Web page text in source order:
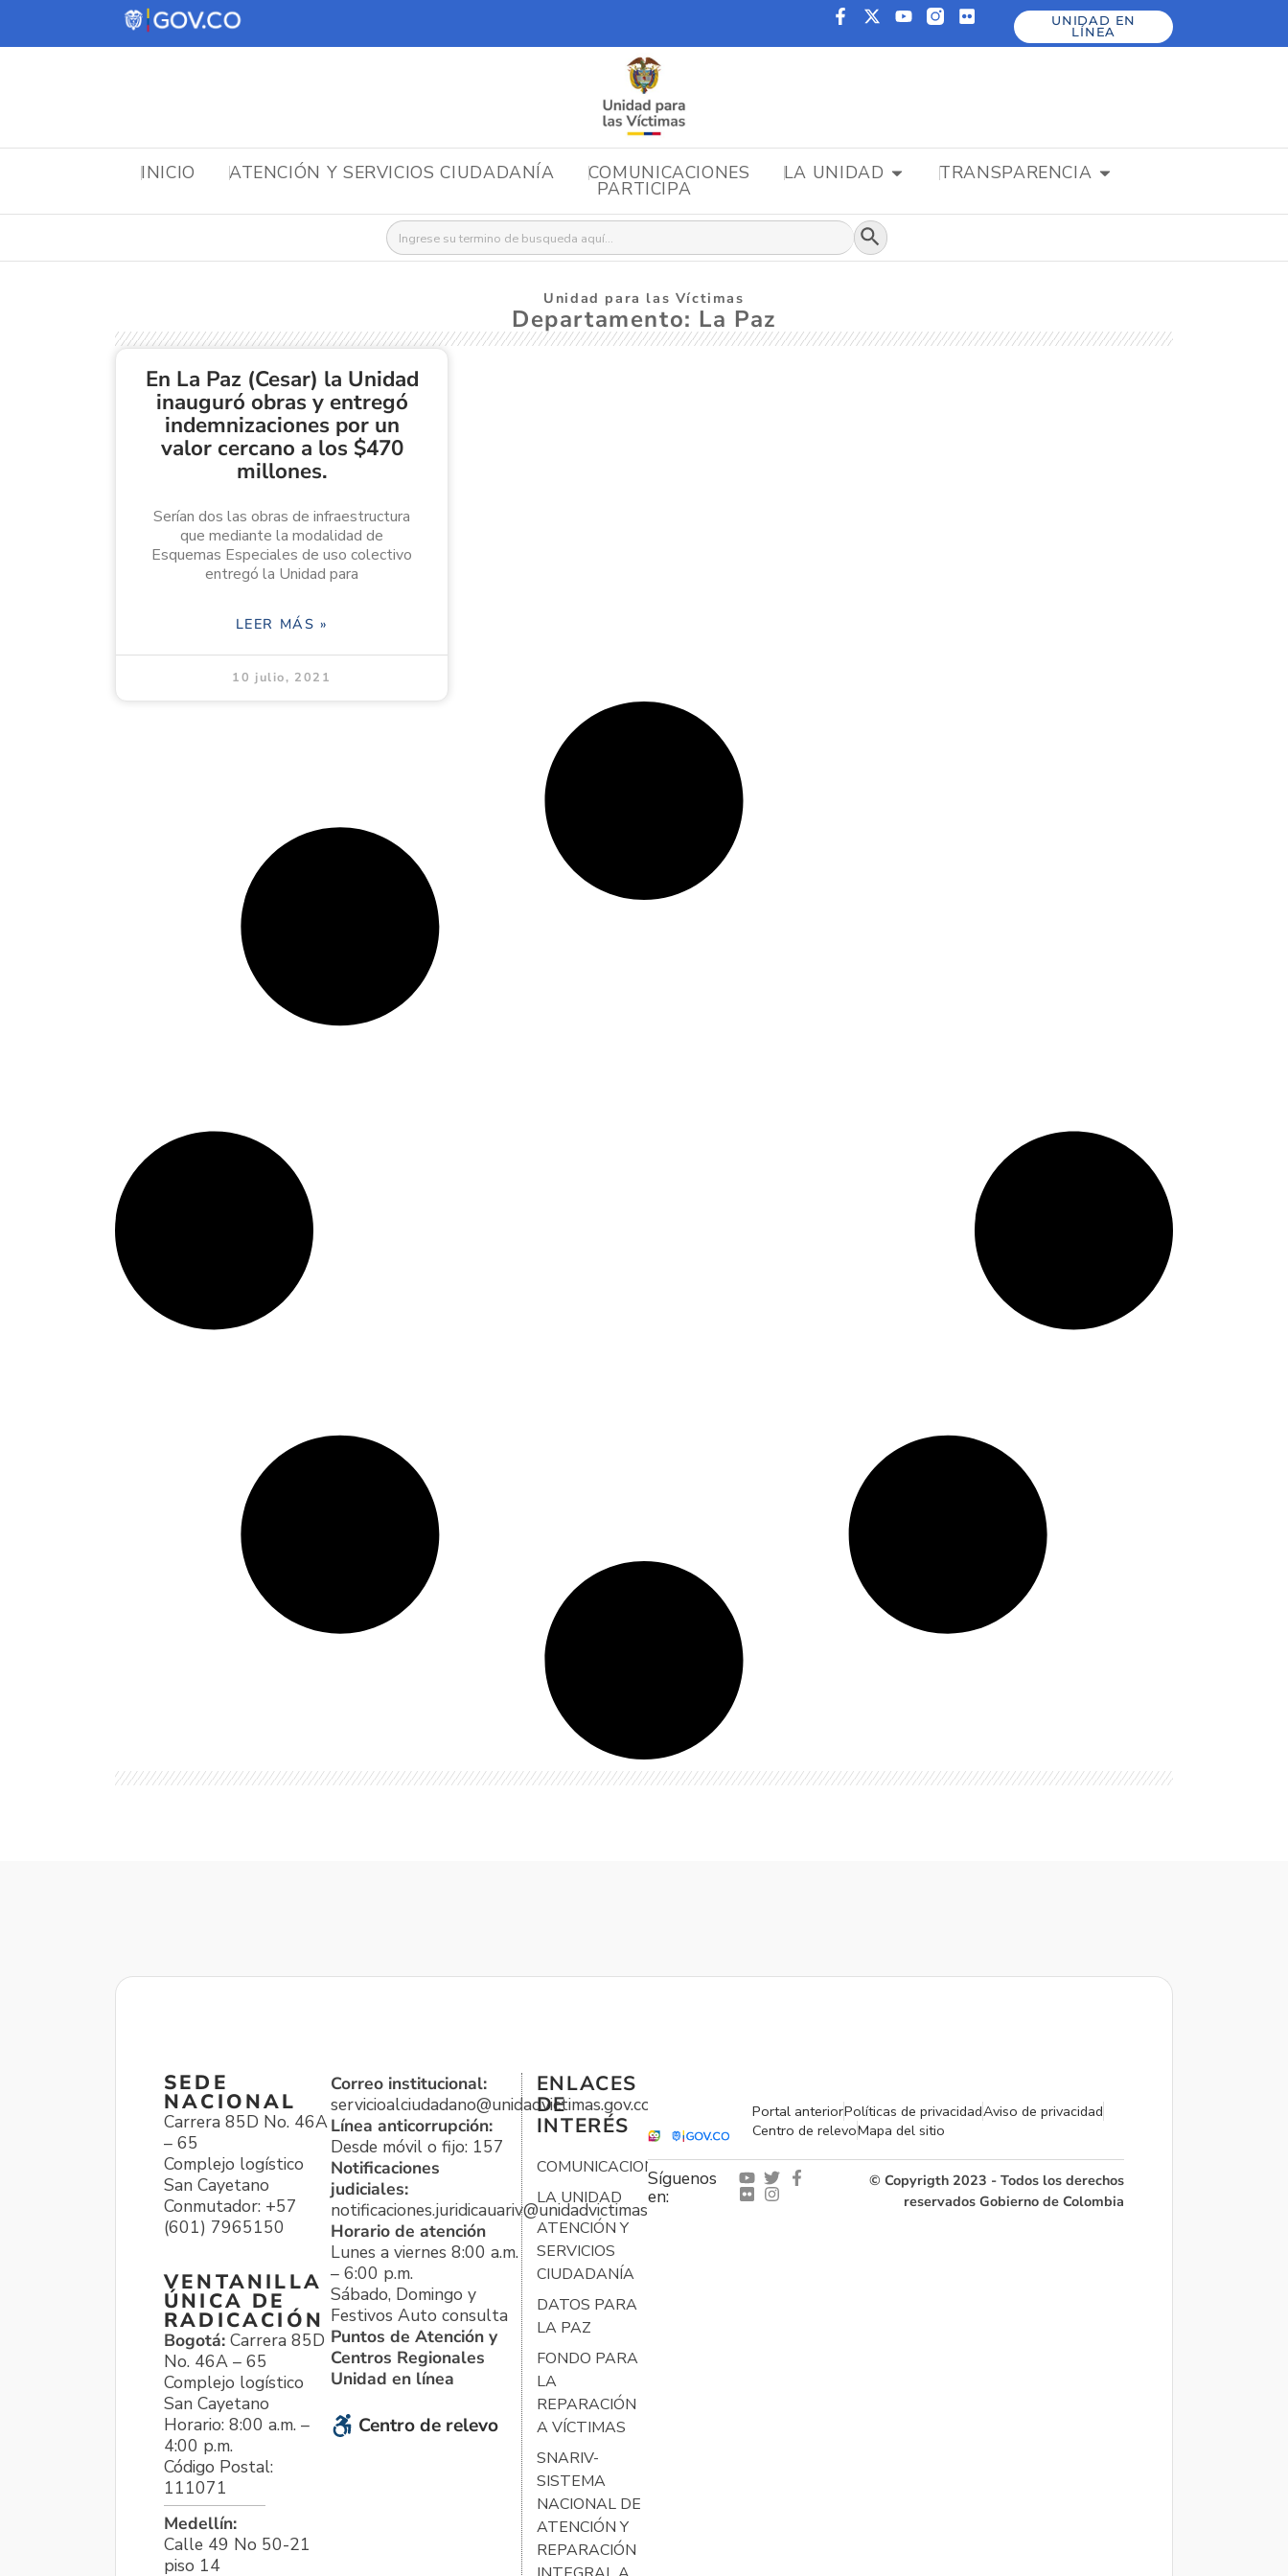
UNIDAD EN
LÍNEA
INICIO ATENCIÓN Y SERVICIOS CIUDADANÍA COMUNICACIONES LA UNIDAD TRANSPARENCIA
PARTICIPA
Buscar: Botón de búsqueda
Unidad para las Víctimas
Departamento: La Paz
En La Paz (Cesar) la Unidad
inauguró obras y entregó
indemnizaciones por un
valor cercano a los $470
millones.
Serían dos las obras de infraestructura
que mediante la modalidad de
Esquemas Especiales de uso colectivo
entregó la Unidad para
LEER MÁS »
10 julio, 2021
SEDE
NACIONAL
Carrera 85D No. 46A
– 65
Complejo logístico
San Cayetano
Conmutador: +57
(601) 7965150
VENTANILLA
ÚNICA DE
RADICACIÓN
Bogotá: Carrera 85D
No. 46A – 65
Complejo logístico
San Cayetano
Horario: 8:00 a.m. –
4:00 p.m.
Código Postal:
111071
Medellín:
Calle 49 No 50-21
piso 14
Correo institucional:
servicioalciudadano@unidadvictimas.gov.co
Línea anticorrupción:
Desde móvil o fijo: 157
Notificaciones
judiciales:
notificaciones.juridicauariv@unidadvictimas.gov.co
Horario de atención
Lunes a viernes 8:00 a.m.
– 6:00 p.m.
Sábado, Domingo y
Festivos Auto consulta
Puntos de Atención y
Centros Regionales
Unidad en línea
Centro de relevo
ENLACES
DE
INTERÉS
COMUNICACIONES
LA UNIDAD
ATENCIÓN Y
SERVICIOS
CIUDADANÍA
DATOS PARA
LA PAZ
FONDO PARA
LA
REPARACIÓN
A VÍCTIMAS
SNARIV-
SISTEMA
NACIONAL DE
ATENCIÓN Y
REPARACIÓN
Portal anteriorPolíticas de privacidadAviso de privacidad
Centro de relevoMapa del sitio
Síguenos
en:
© Copyrigth 2023 - Todos los derechos
reservados Gobierno de Colombia